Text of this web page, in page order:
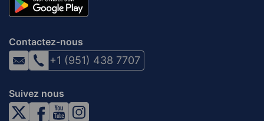
Contactez-nous
+1 (951) 438 7707
Suivez nous